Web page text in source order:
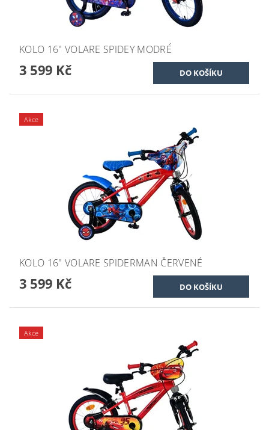
KOLO 16" VOLARE SPIDEY MODRÉ
3 599 Kč
Akce
KOLO 16" VOLARE SPIDERMAN ČERVENÉ
3 599 Kč
Akce